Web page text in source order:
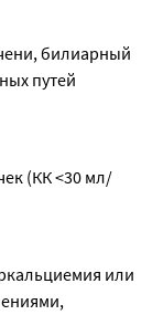
билиарный
путей
(КК <30 мл/
или